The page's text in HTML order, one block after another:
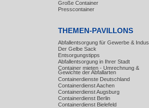
Große Container
Presscontainer
THEMEN-PAVILLONS
Abfallentsorgung für Gewerbe &
Der Gelbe Sack
Entsorgungstipps
Abfallentsorgung in Ihrer Stadt
Container mieten - Umrechnung &
Gewichte der Abfallarten
Containerdienste Deutschland
Containerdienst Aachen
Containerdienst Augsburg
Containerdienst Berlin
Containerdienst Bielefeld